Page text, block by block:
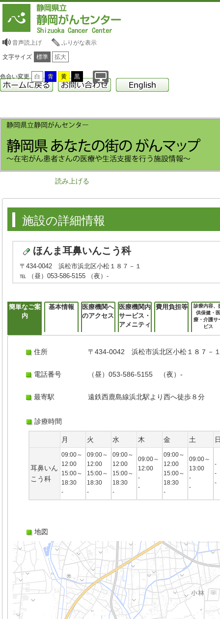
音声読上げ ふりがな表示
文字サイズ 標準 拡大
色合い変更 白 青 黄 黒
読み上げる
施設の詳細情報
ほんま耳鼻いんこう科
〒434-0042 浜松市浜北区小松１８７－１
℡ （昼）053-586-5155 （夜）-
簡単なご案
内
基本情報
医療機関へ
のアクセス
医療機関内
サービス・
アメニティ
費用負担等
診療内容、
供保健・
療・介護サ
ビス
住所 〒434-0042 浜松市浜北区小松１８７－
電話番号 （昼）053-586-5155 （夜）-
最寄駅 遠鉄西鹿島線浜北駅より西へ徒歩８分
診療時間
月 火 水 木 金 土
耳鼻いん
こう科
09:00～
12:00
15:00～
18:30
-
09:00～
12:00
15:00～
18:30
-
09:00～
12:00
15:00～
18:30
-
09:00～
12:00
-
-
09:00～
12:00
15:00～
18:30
-
09:00～
13:00
-
-
-
-
-
地図